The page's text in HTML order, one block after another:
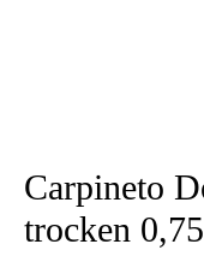
Carpineto
trocken